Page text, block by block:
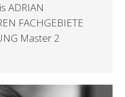
ADRIAN
FACHGEBIETE
Master 2